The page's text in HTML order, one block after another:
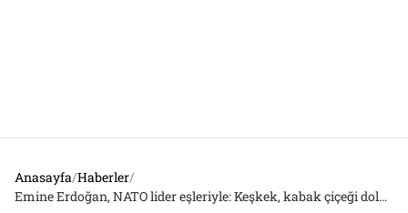
Anasayfa/Haberler/
Emine Erdoğan, NATO lider eşleriyle: Keşkek, kabak çiçeği dolması, favanın da olduğu Türk mutfağı lezzetlerini tattılar